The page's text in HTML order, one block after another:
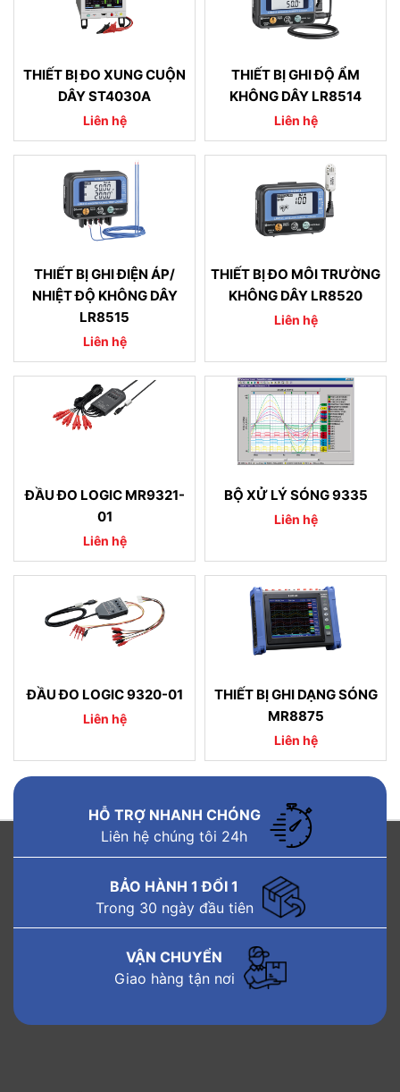
THIẾT BỊ ĐO XUNG CUỘN
DÂY ST4030A
Liên hệ
THIẾT BỊ GHI ĐỘ ẨM
KHÔNG DÂY LR8514
Liên hệ
THIẾT BỊ GHI ĐIỆN ÁP/
NHIỆT ĐỘ KHÔNG DÂY
LR8515
Liên hệ
THIẾT BỊ ĐO MÔI TRƯỜNG
KHÔNG DÂY LR8520
Liên hệ
ĐẦU ĐO LOGIC MR9321-
01
Liên hệ
BỘ XỬ LÝ SÓNG 9335
Liên hệ
ĐẦU ĐO LOGIC 9320-01
Liên hệ
THIẾT BỊ GHI DẠNG SÓNG
MR8875
Liên hệ
HỖ TRỢ NHANH CHÓNG
Liên hệ chúng tôi 24h
BẢO HÀNH 1 ĐỔI 1
Trong 30 ngày đầu tiên
VẬN CHUYỂN
Giao hàng tận nơi